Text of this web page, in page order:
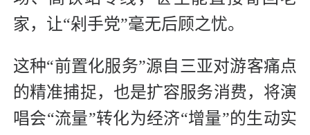
家，让“剁手党”毫无后顾之忧。
这种“前置化服务”源自三亚对游客痛点
的精准捕捉，也是扩容服务消费，将演
唱会“流量”转化为经济“增量”的生动实